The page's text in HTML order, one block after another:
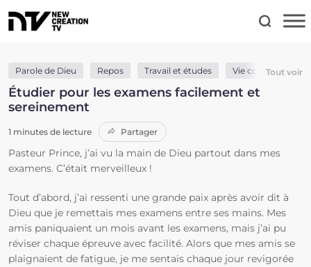
Parole de Dieu Repos Travail et études Vie conduit par
Tout voir
Étudier pour les examens facilement et
sereinement
1 minutes de lecture Partager
Pasteur Prince, j’ai vu la main de Dieu partout dans mes
examens. C’était merveilleux !
Tout d’abord, j’ai ressenti une grande paix après avoir dit à
Dieu que je remettais mes examens entre ses mains. Mes
amis paniquaient un mois avant les examens, mais j’ai pu
réviser chaque épreuve avec facilité. Alors que mes amis se
plaignaient de fatigue, je me sentais chaque jour revigorée